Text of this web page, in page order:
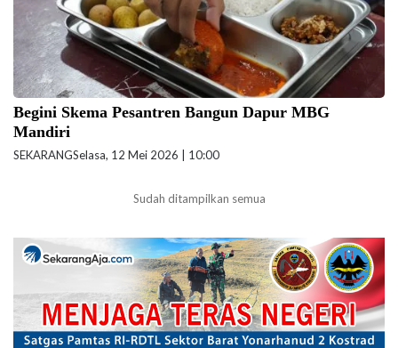
Begini Skema Pesantren Bangun Dapur MBG
Mandiri
SEKARANGSelasa, 12 Mei 2026 | 10:00
Sudah ditampilkan semua